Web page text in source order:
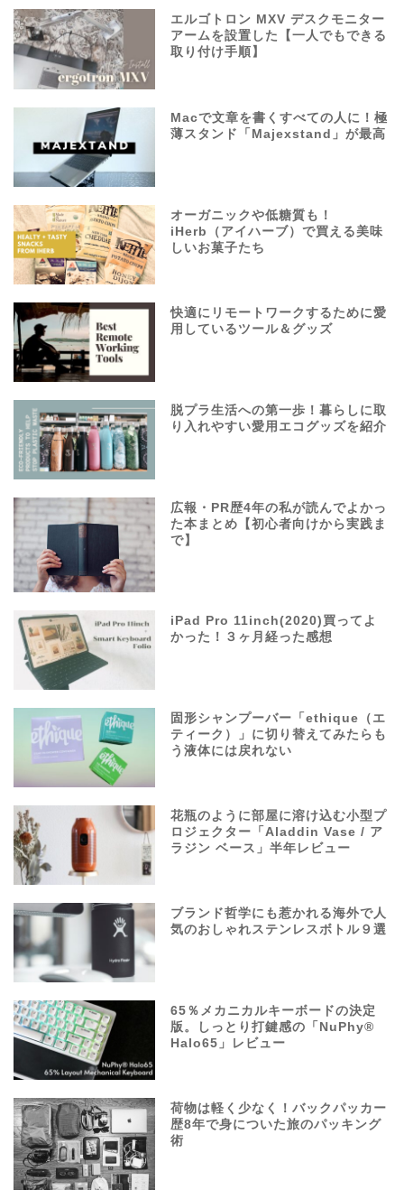
エルゴトロン MXV デスクモニター
アームを設置した【一人でもできる
取り付け手順】
Macで文章を書くすべての人に！極
薄スタンド「Majexstand」が最高
オーガニックや低糖質も！
iHerb（アイハーブ）で買える美味
しいお菓子たち
快適にリモートワークするために愛
用しているツール＆グッズ
脱プラ生活への第一歩！暮らしに取
り入れやすい愛用エコグッズを紹介
広報・PR歴4年の私が読んでよかっ
た本まとめ【初心者向けから実践ま
で】
iPad Pro 11inch(2020)買ってよ
かった！３ヶ月経った感想
固形シャンプーバー「ethique（エ
ティーク）」に切り替えてみたらも
う液体には戻れない
花瓶のように部屋に溶け込む小型プ
ロジェクター「Aladdin Vase / ア
ラジン ベース」半年レビュー
ブランド哲学にも惹かれる海外で人
気のおしゃれステンレスボトル９選
65％メカニカルキーボードの決定
版。しっとり打鍵感の「NuPhy®
Halo65」レビュー
荷物は軽く少なく！バックパッカー
歴8年で身についた旅のパッキング
術